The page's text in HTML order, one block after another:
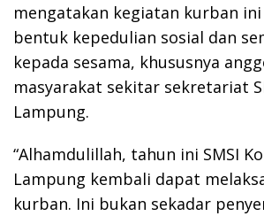
mengatakan kegiatan kurban
bentuk kepedulian sosial dan
kepada sesama, khususnya
masyarakat sekitar sekretariat
Lampung.
“Alhamdulillah, tahun ini SMSI
Lampung kembali dapat
kurban. Ini bukan sekadar